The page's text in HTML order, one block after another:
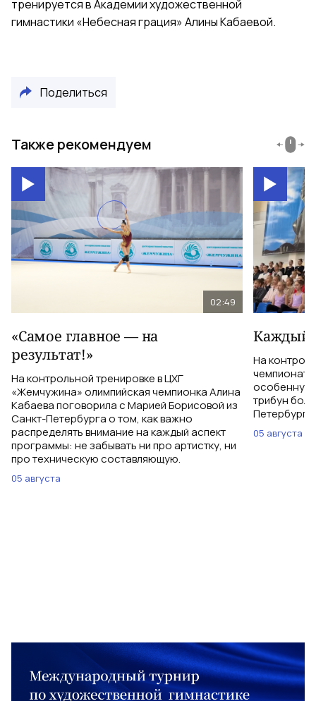
тренируется в Академии художественной
гимнастики «Небесная грация» Алины Кабаевой.
Поделиться
Также рекомендуем
02:49
«Самое главное — на
результат!»
На контрольной тренировке в ЦХГ
«Жемчужина» олимпийская чемпионка Алина
Кабаева поговорила с Марией Борисовой из
Санкт-Петербурга о том, как важно
распределять внимание на каждый аспект
программы: не забывать ни про артистку, ни
про техническую составляющую.
05 августа
Каждый
На
особенную
трибун
05 августа